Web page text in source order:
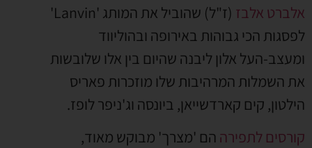
אלברט אלבז
(ז"ל) שהוביל את המותג 'Lanvin'
לפסגות הכי גבוהות באירופה ובהוליווד
ומעצב-העל אלון ליבנה שהיום בין אלו שלובשות
את השמלות המרהיבות שלו מוזכרות פאריס
הילטון, קים קארדשייאן, ביונסה וג'ניפר לופז.
קורסים לתפירה הם 'מצרך' מבוקש מאוד,